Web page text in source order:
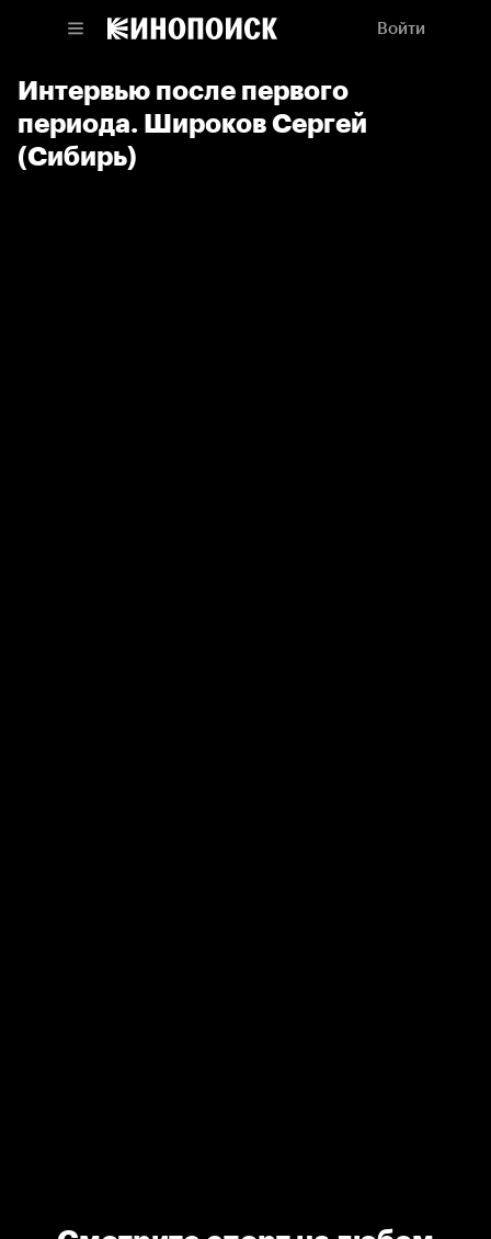
Войти
Интервью после первого
периода. Широков Сергей
(Сибирь)